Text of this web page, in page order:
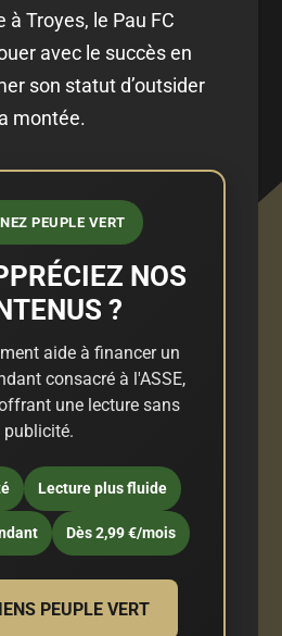
à Troyes, le Pau FC
avec le succès en
son statut d’outsider
montée.
PEUPLE VERT
NOS
?
aide à financer un
consacré à l'ASSE,
une lecture sans
publicité.
Lecture plus fluide
Dès 2,99 €/mois
PEUPLE VERT